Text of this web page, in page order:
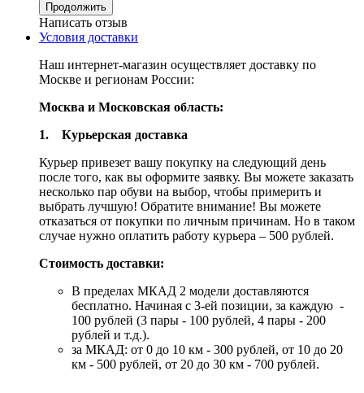
Продолжить
Написать отзыв
Условия доставки
Наш интернет-магазин осуществляет доставку по
Москве и регионам России:
Москва и Московская область:
1. Курьерская доставка
Курьер привезет вашу покупку на следующий день
после того, как вы оформите заявку. Вы можете заказать
несколько пар обуви на выбор, чтобы примерить и
выбрать лучшую! Обратите внимание! Вы можете
отказаться от покупки по личным причинам. Но в таком
случае нужно оплатить работу курьера – 500 рублей.
Стоимость доставки:
В пределах МКАД 2 модели доставляются
бесплатно. Начиная с 3-ей позиции, за каждую -
100 рублей (3 пары - 100 рублей, 4 пары - 200
рублей и т.д.).
за МКАД: от 0 до 10 км - 300 рублей, от 10 до 20
км - 500 рублей, от 20 до 30 км - 700 рублей.